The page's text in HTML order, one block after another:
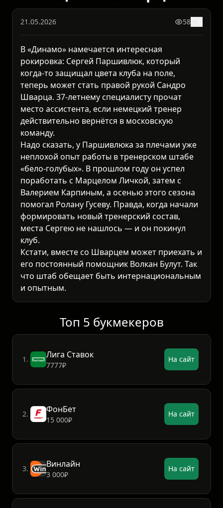
21.05.2026 58
В «Динамо» намечается интересная
рокировка: Сергей Паршивлюк, который
когда-то защищал цвета клуба на поле,
теперь может стать правой рукой Сандро
Шварца. 37-летнему специалисту прочат
место ассистента, если немецкий тренер
действительно вернётся в московскую
команду.
Надо сказать, у Паршивлюка за плечами уже
неплохой опыт работы в тренерском штабе
«бело-голубых». В прошлом году он успел
поработать с Марцелом Личкой, затем с
Валерием Карпиным, а осенью этого сезона
помогал Ролану Гусеву. Правда, когда начали
формировать новый тренерский состав,
места Сергею не нашлось — и он покинул
клуб.
Кстати, вместе со Шварцем может приехать и
его постоянный помощник Волкан Булут. Так
что штаб обещает быть интернациональным
и опытным.
Топ 5 букмекеров
1. Лига Ставок
7777₽
На сайт
2. ФонБет
15 000₽
На сайт
3. Винлайн
3 000₽
На сайт